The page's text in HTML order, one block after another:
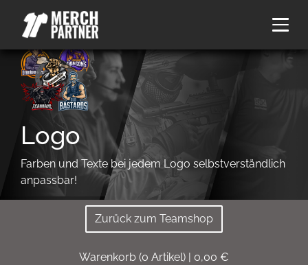
Logo
Farben und Texte bei jedem Logo selbstverständlich
anpassbar!
Zurück zum Teamshop
Warenkorb (0 Artikel) | 0,00 €